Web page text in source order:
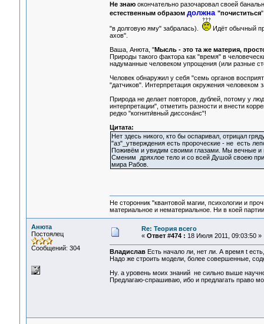
Не знаю окончательно разочаровал своей
естественным образом должна "почиститься
"в долговую яму" забралась).
Идёт обычный
ахов".
Ваша, Анюта, "Мысль - это та же материя,
Природы такого фактора как "время" в
надуманные человеком упрощения (или разные
Человек обнаружил у себя "семь органов
"датчиков". Интерпретация окружения человеком
Природа не делает повторов, дублей, потому у
интерпретации", отметить разности и внести
редко "когнити́вный диссона́нс"!
Цитата:
Нет здесь никого, кто бы оспаривал, отрицал
"аз"_утверждения есть пророческие - не есть
Поживём и увидим своими глазами. Мы вечные
Сменим дряхлое тело и со всей Душой своею
мира Рабов.
Не сторонник "квантовой магии, психологии и
материальное и нематериальное. Ни в коей
Анюта
Постоялец
Сообщений: 304
Re: Теория всего
« Ответ #474 : 18 Июля 2011, 09:03:50 »
ВладиславЕсть начало ли, нет ли. А время t
Надо же строить модели, более совершенные,
Ну. а уровень моих знаний не сильно выше
Предлагаю-спрашиваю, ибо и предлагать право